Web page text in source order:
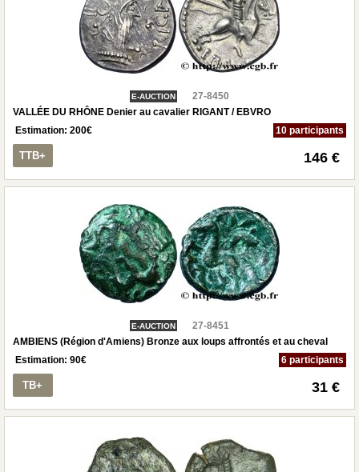
E-AUCTION
27-8450
VALLÉE DU RHÔNE Denier au cavalier RIGANT / EBVRO
Estimation: 200€ 10 participants
TTB+ 146 €
E-AUCTION
27-8451
AMBIENS (Région d'Amiens) Bronze aux loups affrontés et au cheval
Estimation: 90€ 6 participants
TB+ 31 €